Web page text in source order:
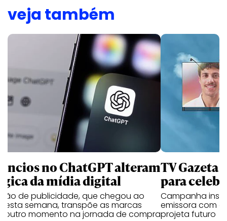
veja também
no ChatGPT alteram
da mídia digital
de publicidade, que chegou ao
esta semana, transpõe as marcas
outro momento na jornada de compra
TV Gazeta
para
Campanha
emissora com
projeta futuro